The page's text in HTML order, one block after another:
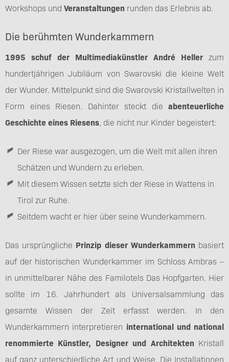
Workshops und Veranstaltungen runden das Erlebnis ab.
Die berühmten Wunderkammern
1995 schuf der Multimediakünstler André Heller zum
hundertjährigen Jubiläum von Swarovski die kleine Welt
der Wunder. Mittelpunkt sind die Swarovski Kristallwelten in
Form eines Riesen. Dahinter steckt die abenteuerliche
Geschichte eines Riesens, die nicht nur Kinder begeistert:
Der Riese war ausgezogen, um die Welt mit allen ihren
Schätzen und Wundern zu erleben.
Mit diesem Wissen setzte sich der Riese in Wattens in
Tirol zur Ruhe.
Seitdem wacht er hier über seine Wunderkammern.
Das ursprüngliche Prinzip dieser Wunderkammernbasiert
auf der historischen Wunderkammer im Schloss Ambras –
in unmittelbarer Nähe des Familotels Das Hopfgarten. Hier
sollte im 16. Jahrhundert als Universalsammlung das
gesamte Wissen der Zeit erfasst werden. In den
Wunderkammern interpretieren international und national
renommierte Künstler, Designer und ArchitektenKristall
auf ganz unterschiedliche Art und Weise. Die Installationen